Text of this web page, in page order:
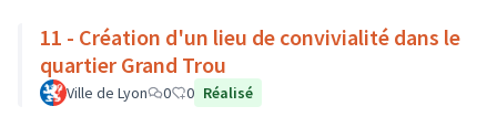
11 - Création d'un lieu de convivialité dans le
quartier Grand Trou
Ville de Lyon 0 0 Réalisé